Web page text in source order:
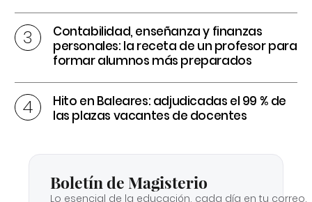
Contabilidad, enseñanza y finanzas
personales: la receta de un profesor para
formar alumnos más preparados
Hito en Baleares: adjudicadas el 99 % de
las plazas vacantes de docentes
Boletín de Magisterio
Lo esencial de la educación, cada día en tu correo.